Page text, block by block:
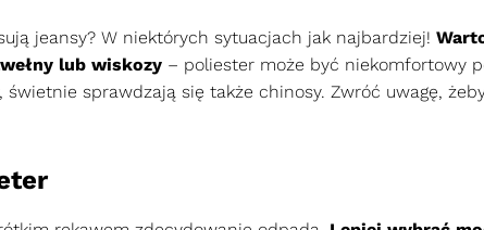
jeansy? W niektórych sytuacjach jak najbardziej!
lub wiskozy – poliester może być niekomfortowy
sprawdzają się także chinosy. Zwróć uwagę,